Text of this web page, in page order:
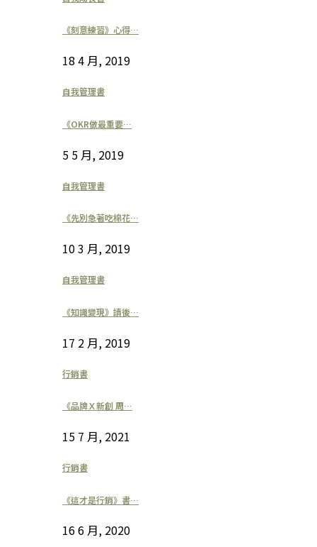
《刻意練習》心得…
18 4 月, 2019
自我管理書
《OKR做最重要…
5 5 月, 2019
自我管理書
《先別急著吃棉花…
10 3 月, 2019
自我管理書
《知識變現》讀後…
17 2 月, 2019
行銷書
《品牌Ｘ新創 周…
15 7 月, 2021
行銷書
《這才是行銷》書…
16 6 月, 2020